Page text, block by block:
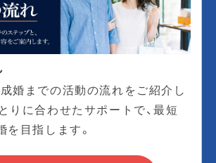
婚までの活動の流れをご紹介し
りに合わせたサポートで、最短
を目指します。